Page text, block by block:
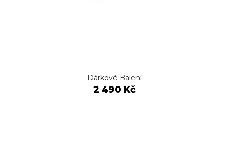
Dárkové Balení
2 490 Kč